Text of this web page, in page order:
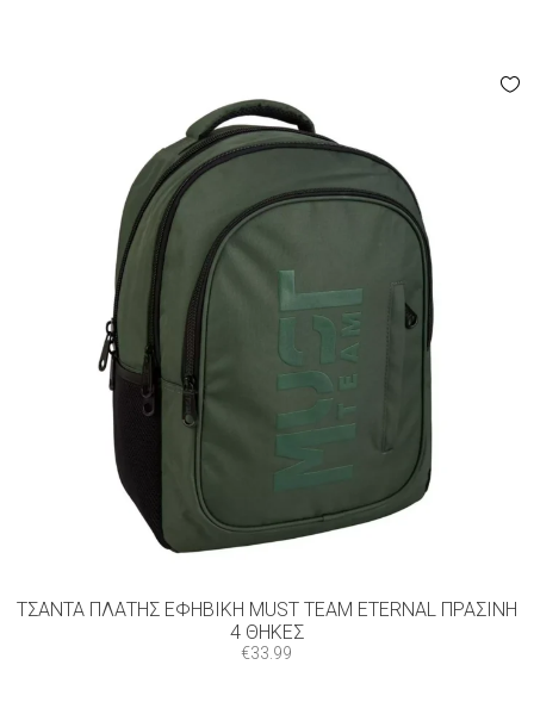
ΤΣΆΝΤΑ ΠΛΆΤΗΣ ΕΦΗΒΙΚΉ MUST TEAM ETERNAL ΠΡΆΣΙΝΗ
4 ΘΉΚΕΣ
€33.99